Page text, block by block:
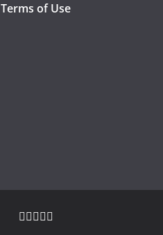
Terms of Use